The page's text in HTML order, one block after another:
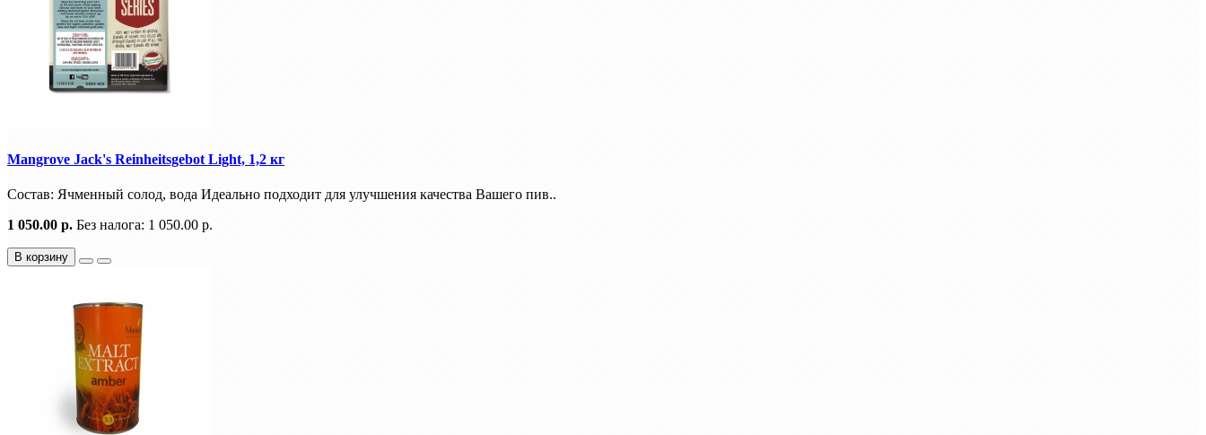
Mangrove Jack's Reinheitsgebot Light, 1,2 кг
Состав: Ячменный солод, вода Идеально подходит для улучшения качества Вашего пив..
1 050.00 р. Без налога: 1 050.00 р.
В корзину